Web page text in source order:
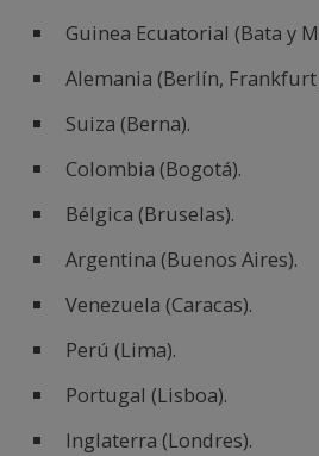
Guinea Ecuatorial (Bata y
Alemania (Berlín,
Suiza (Berna).
Colombia (Bogotá).
Bélgica (Bruselas).
Argentina (Buenos Aires).
Venezuela (Caracas).
Perú (Lima).
Portugal (Lisboa).
Inglaterra (Londres).